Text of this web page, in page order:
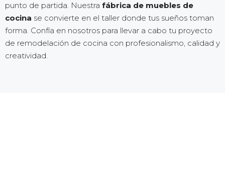
punto de partida. Nuestra fábrica de muebles de
cocina se convierte en el taller donde tus sueños toman
forma. Confía en nosotros para llevar a cabo tu proyecto
de remodelación de cocina con profesionalismo, calidad y
creatividad.